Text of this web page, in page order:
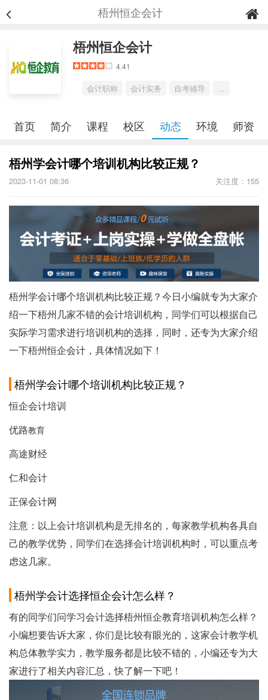
梧州恒企会计
梧州恒企会计
4.41
会计职称 会计实务 自考辅导 ...
首页 简介 课程 校区 动态 环境 师资
梧州学会计哪个培训机构比较正规？
2023-11-01 08:36 关注度：155
梧州学会计哪个培训机构比较正规？今日小编就专为大家介
绍一下梧州几家不错的会计培训机构，同学们可以根据自己
实际学习需求进行培训机构的选择，同时，还专为大家介绍
一下梧州恒企会计，具体情况如下！
梧州学会计哪个培训机构比较正规？
恒企会计培训
优路教育
高途财经
仁和会计
正保会计网
注意：以上会计培训机构是无排名的，每家教学机构各具自
己的教学优势，同学们在选择会计培训机构时，可以重点考
虑这几家。
梧州学会计选择恒企会计怎么样？
有的同学们问学习会计选择梧州恒企教育培训机构怎么样？
小编想要告诉大家，你们是比较有眼光的，这家会计教学机
构总体教学实力，教学服务都是比较不错的，小编还专为大
家进行了相关内容汇总，快了解一下吧！